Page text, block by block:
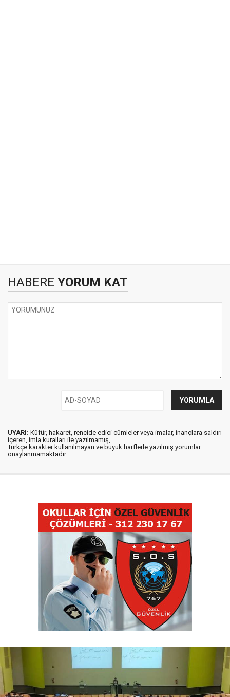
HABERE YORUM KAT
UYARI: Küfür, hakaret, rencide edici cümleler veya imalar, inançlara saldırı
içeren, imla kuralları ile yazılmamış,
Türkçe karakter kullanılmayan ve büyük harflerle yazılmış yorumlar
onaylanmamaktadır.